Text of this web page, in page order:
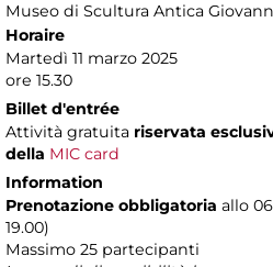
Museo di Scultura Antica
Horaire
Martedì 11 marzo 2025
ore 15.30
Billet d'entrée
Attività gratuita riservata
della MIC card
Information
Prenotazione obbligatoria allo
19.00)
Massimo 25 partecipanti